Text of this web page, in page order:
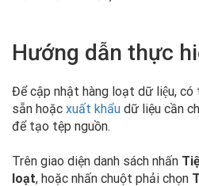
Hướng dẫn thực
Để cập nhật hàng loạt dữ liệu,
sẵn hoặc xuất khẩu dữ liệu cần
để tạo tệp nguồn.
Trên giao diện danh sách nhấn
loạt, hoặc nhấn chuột phải chọn